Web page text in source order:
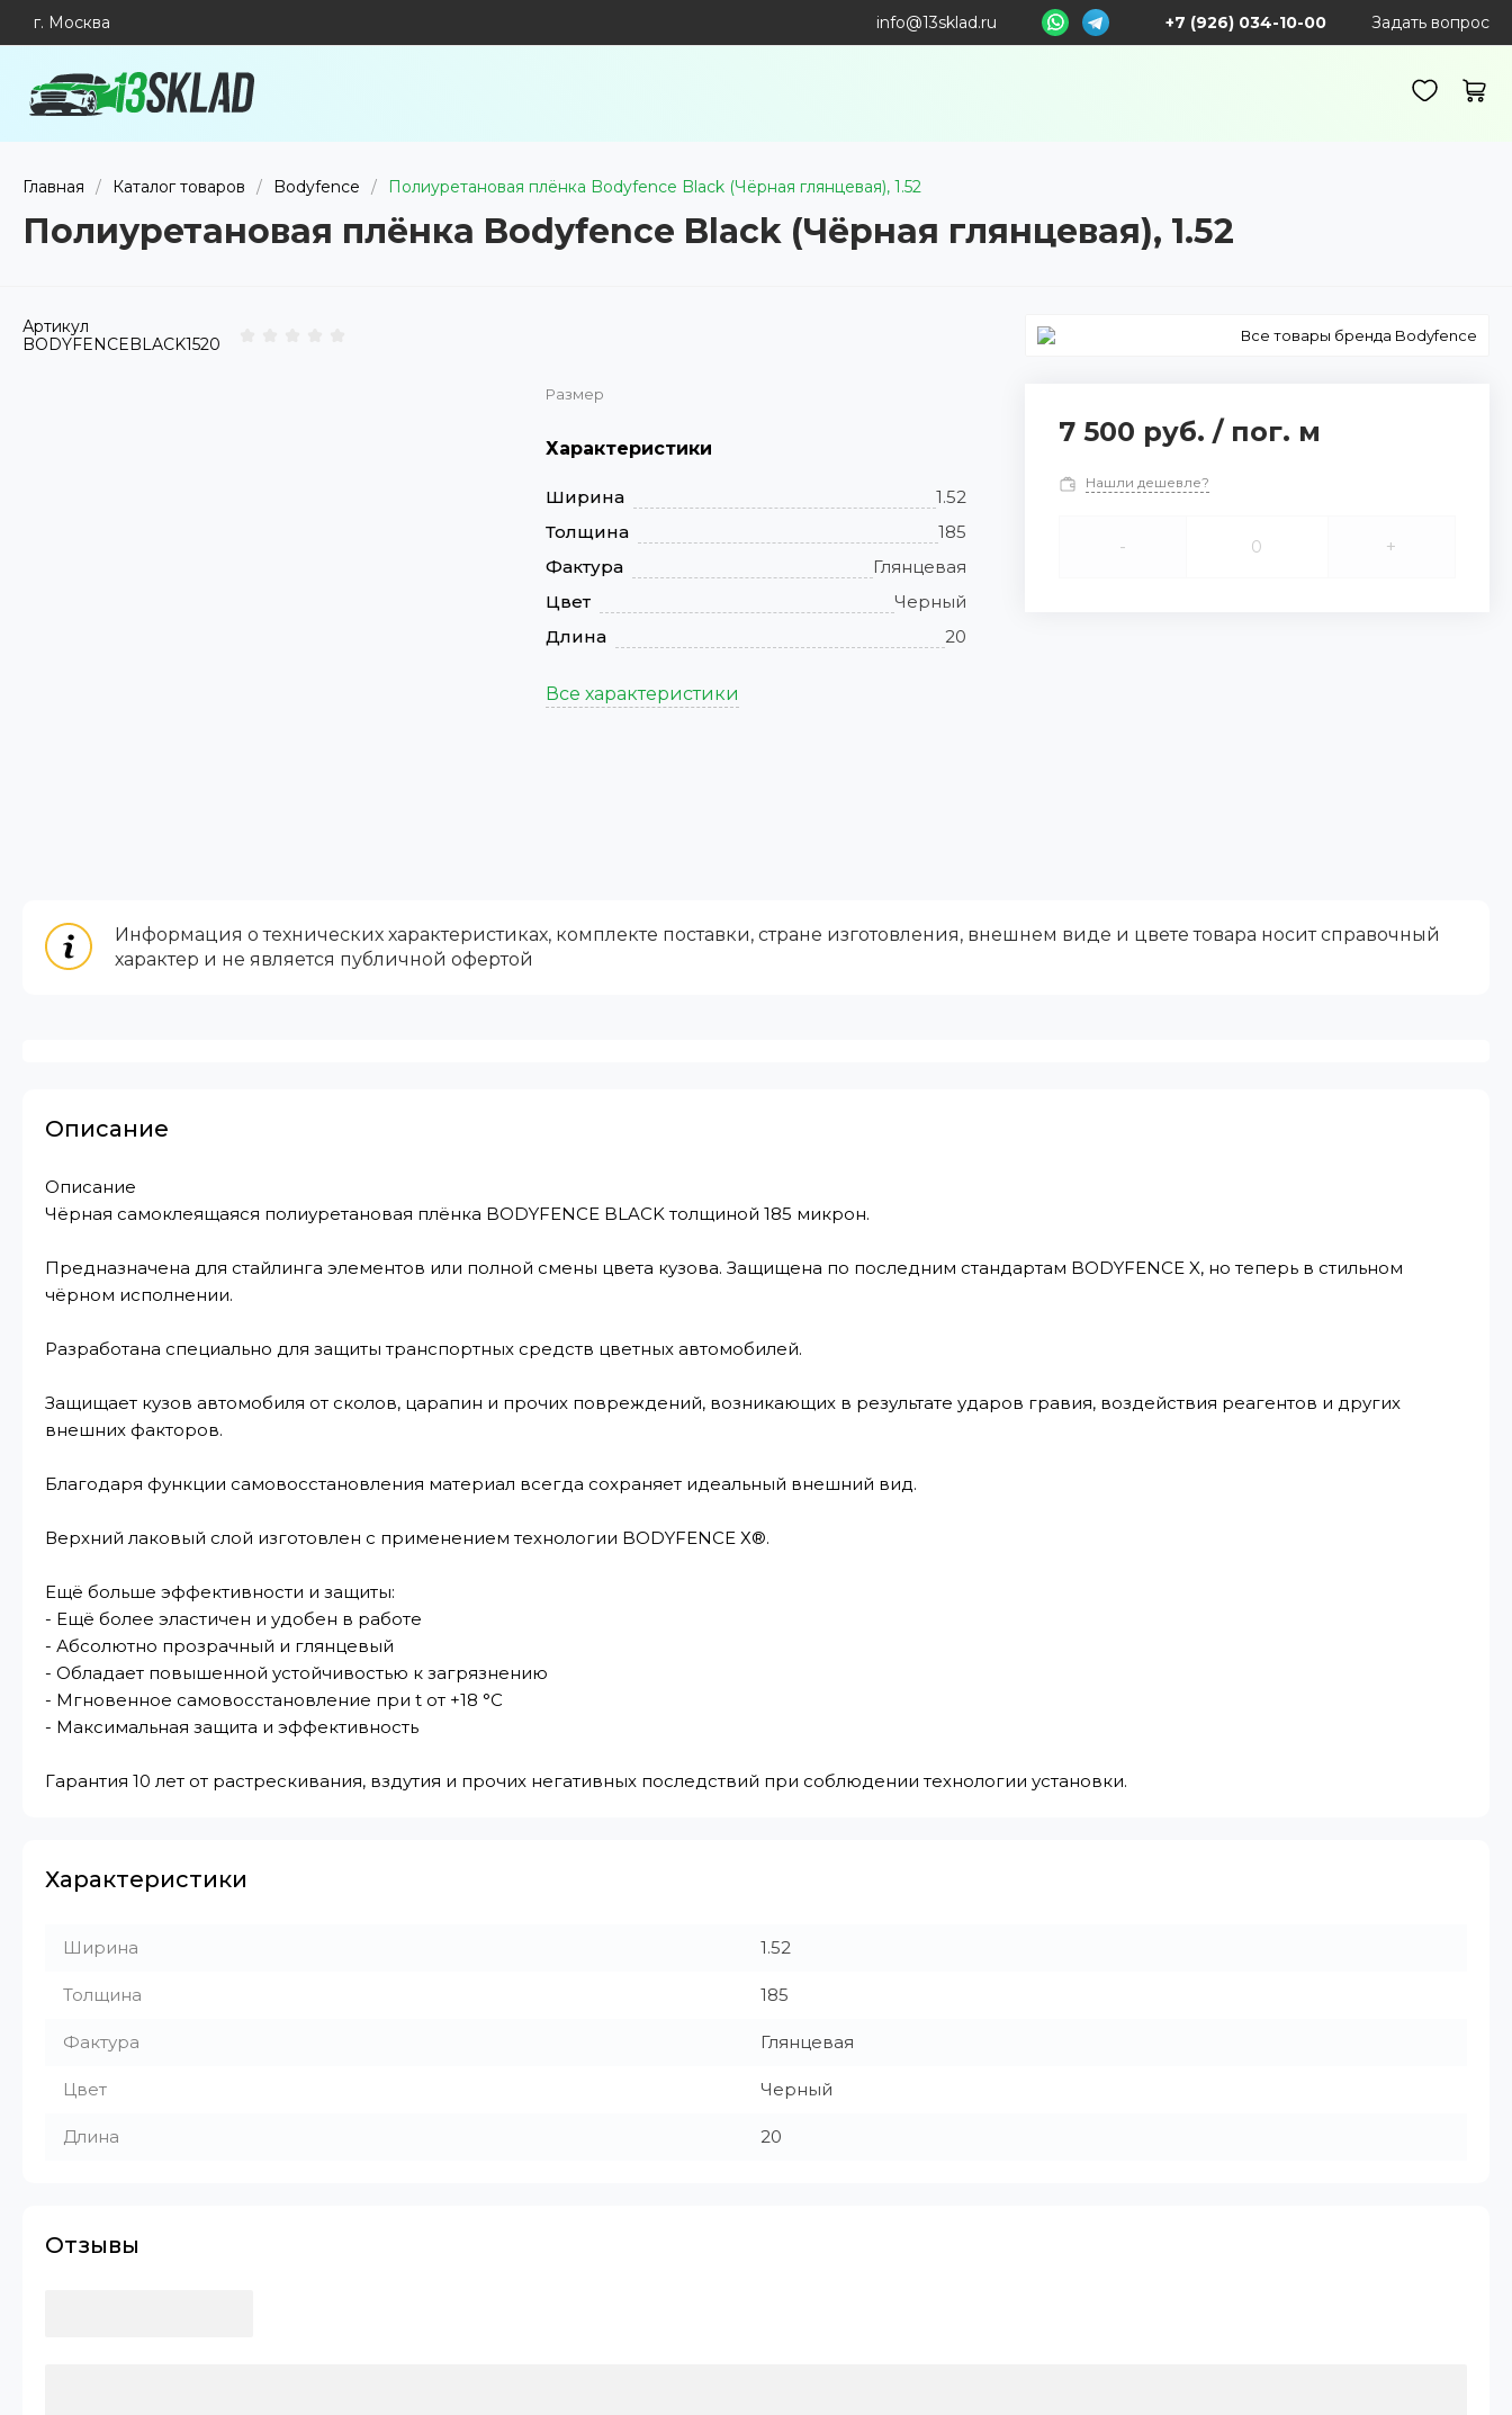
г. Москва info@13sklad.ru +7 (926) 034-10-00 Задать вопрос
Главная / Каталог товаров / Bodyfence / Полиуретановая плёнка Bodyfence Black (Чёрная глянцевая), 1.52
Полиуретановая плёнка Bodyfence Black (Чёрная глянцевая), 1.52
Артикул
BODYFENCEBLACK1520
Все товары бренда Bodyfence
Размер
Характеристики
Ширина
1.52
Толщина
185
Фактура
Глянцевая
Цвет
Черный
Длина
20
Все характеристики
7 500 руб. / пог. м
Нашли дешевле?
- +
Информация о технических характеристиках, комплекте поставки, стране изготовления, внешнем виде и цвете товара носит справочный
характер и не является публичной офертой
Описание
Описание
Чёрная самоклеящаяся полиуретановая плёнка BODYFENCE BLACK толщиной 185 микрон.
Предназначена для стайлинга элементов или полной смены цвета кузова. Защищена по последним стандартам BODYFENCE X, но теперь в стильном
чёрном исполнении.
Разработана специально для защиты транспортных средств цветных автомобилей.
Защищает кузов автомобиля от сколов, царапин и прочих повреждений, возникающих в результате ударов гравия, воздействия реагентов и других
внешних факторов.
Благодаря функции самовосстановления материал всегда сохраняет идеальный внешний вид.
Верхний лаковый слой изготовлен с применением технологии BODYFENCE Х®.
Ещё больше эффективности и защиты:
- Ещё более эластичен и удобен в работе
- Абсолютно прозрачный и глянцевый
- Обладает повышенной устойчивостью к загрязнению
- Мгновенное самовосстановление при t от +18 °C
- Максимальная защита и эффективность
Гарантия 10 лет от растрескивания, вздутия и прочих негативных последствий при соблюдении технологии установки.
Характеристики
Ширина 1.52
Толщина 185
Фактура Глянцевая
Цвет Черный
Длина 20
Отзывы